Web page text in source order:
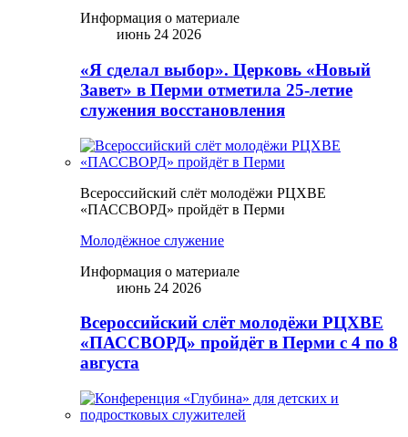
Информация о материале
июнь 24 2026
«Я сделал выбор». Церковь «Новый
Завет» в Перми отметила 25-летие
служения восстановления
Всероссийский слёт молодёжи РЦХВЕ
«ПАССВОРД» пройдёт в Перми
Молодёжное служение
Информация о материале
июнь 24 2026
Всероссийский слёт молодёжи РЦХВЕ
«ПАССВОРД» пройдёт в Перми с 4 по 8
августа